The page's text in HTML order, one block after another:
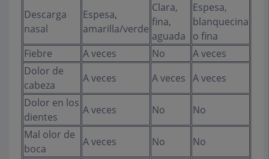
Descarga
nasal
Espesa,
amarilla/verde
Clara,
fina,
aguada
Espesa,
blanquecina
o fina
Fiebre
A veces No
A veces
Dolor de
cabeza
A veces A veces A veces
Dolor en los
dientes
A veces No
No
Mal olor de
boca
A veces No
No